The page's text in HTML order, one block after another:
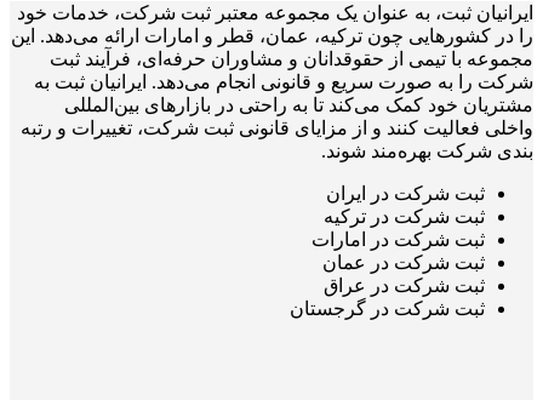
ایرانیان ثبت، به عنوان یک مجموعه معتبر ثبت شرکت، خدمات خود
را در کشورهایی چون ترکیه، عمان، قطر و امارات ارائه می‌دهد. این
مجموعه با تیمی از حقوقدانان و مشاوران حرفه‌ای، فرآیند ثبت
شرکت را به صورت سریع و قانونی انجام می‌دهد. ایرانیان ثبت به
مشتریان خود کمک می‌کند تا به راحتی در بازارهای بین‌المللی
واخلی فعالیت کنند و از مزایای قانونی ثبت شرکت، تغییرات و رتبه
بندی شرکت بهره‌مند شوند.
ثبت شرکت در ایران
ثبت شرکت در ترکیه
ثبت شرکت در امارات
ثبت شرکت در عمان
ثبت شرکت در عراق
ثبت شرکت در گرجستان